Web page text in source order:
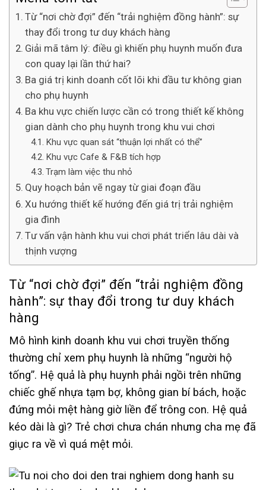
Từ “nơi chờ đợi” đến “trải nghiệm đồng hành”: sự
thay đổi trong tư duy khách hàng
Giải mã tâm lý: điều gì khiến phụ huynh muốn đưa
con quay lại lần thứ hai?
Ba giá trị kinh doanh cốt lõi khi đầu tư không gian
cho phụ huynh
Ba khu vực chiến lược cần có trong thiết kế không
gian dành cho phụ huynh trong khu vui chơi
Khu vực quan sát “thuận lợi nhất có thể”
Khu vực Cafe & F&B tích hợp
Trạm làm việc thu nhỏ
Quy hoạch bản vẽ ngay từ giai đoạn đầu
Xu hướng thiết kế hướng đến giá trị trải nghiệm
gia đình
Tư vấn vận hành khu vui chơi phát triển lâu dài và
thịnh vượng
Từ “nơi chờ đợi” đến “trải nghiệm đồng
hành”: sự thay đổi trong tư duy khách
hàng
Mô hình kinh doanh khu vui chơi truyền thống
thường chỉ xem phụ huynh là những “người hộ
tống”. Hệ quả là phụ huynh phải ngồi trên những
chiếc ghế nhựa tạm bợ, không gian bí bách, hoặc
đứng mỏi mệt hàng giờ liền để trông con. Hệ quả
kéo dài là gì? Trẻ chơi chưa chán nhưng cha mẹ đã
giục ra về vì quá mệt mỏi.